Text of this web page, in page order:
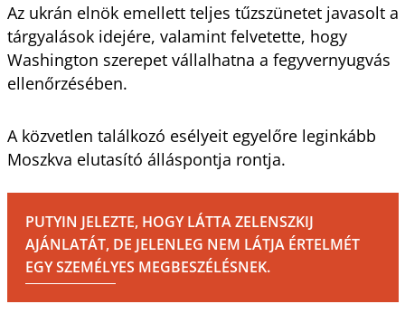
Az ukrán elnök emellett teljes tűzszünetet javasolt a
tárgyalások idejére, valamint felvetette, hogy
Washington szerepet vállalhatna a fegyvernyugvás
ellenőrzésében.
A közvetlen találkozó esélyeit egyelőre leginkább
Moszkva elutasító álláspontja rontja.
PUTYIN JELEZTE, HOGY LÁTTA ZELENSZKIJ
AJÁNLATÁT, DE JELENLEG NEM LÁTJA ÉRTELMÉT
EGY SZEMÉLYES MEGBESZÉLÉSNEK.